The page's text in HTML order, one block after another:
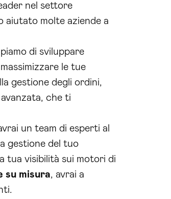
nel settore
aiutato molte aziende a
di sviluppare
le tue
gestione degli ordini,
che ti
un team di esperti al
gestione del tuo
tua visibilità sui motori di
su misura, avrai a